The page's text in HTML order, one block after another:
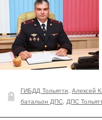
ГИБДД Тольятти
Алексей
батальон ДПС
ДПС